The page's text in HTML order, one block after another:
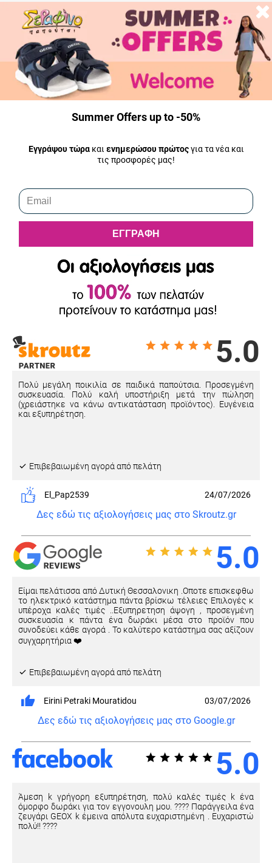
Αποστολή Παραγγελίας
Όλα τα προϊόντα μας είναι άμεσα διαθέσιμα και αποστέλλονται την
ίδια μέρα.
5.0
Πολύ μεγάλη ποικιλία σε παιδικά παπούτσια. Προσεγμένη
συσκευασία. Πολύ καλή υποστήριξη μετά την πώληση
(χρειάστηκε να κάνω αντικατάσταση προϊόντος). Ευγένεια
και εξυπηρέτηση.
Eπιβεβαιωμένη αγορά από πελάτη
El_Pap2539 24/07/2026
Δες εδώ τις αξιολογήσεις μας στο Skroutz.gr
5.0
Είμαι πελάτισσα από Δυτική Θεσσαλονικη .Οποτε επισκεφθω
το ηλεκτρικό κατάστημα πάντα βρίσκω τέλειες Επιλογές κ
υπέροχα καλές τιμές ..Εξυπηρετηση άψογη , προσεγμένη
συσκευασία κ πάντα ένα δωράκι μέσα στο προϊόν που
συνοδεύει κάθε αγορά . Το καλύτερο κατάστημα σας αξίζουν
συγχαρητήρια ❤️
Eπιβεβαιωμένη αγορά από πελάτη
Eirini Petraki Mouratidou 03/07/2026
Δες εδώ τις αξιολογήσεις μας στο Google.gr
5.0
Άμεση k γρήγορη εξυπηρέτηση, πολύ καλές τιμές k ένα
όμορφο δωράκι για τον εγγονουλη μου. ???? Παράγγειλα ένα
ζευγάρι GEOX k έμεινα απόλυτα ευχαριστημένη . Ευχαριστώ
πολύ!! ????
Summer Offers up to -50%
Εγγράψου τώρακαι ενημερώσου πρώτοςγια τα νέα και
τις προσφορές μας!
ΕΓΓΡΑΦΗ